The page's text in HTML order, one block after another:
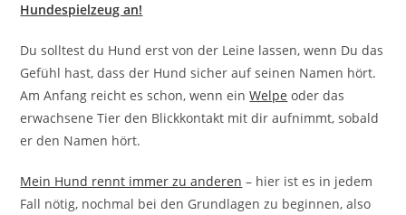
Hundespielzeug an!
Du solltest du Hund erst von der Leine lassen, wenn Du das
Gefühl hast, dass der Hund sicher auf seinen Namen hört.
Am Anfang reicht es schon, wenn einWelpe oder das
erwachsene Tier den Blickkontakt mit dir aufnimmt, sobald
er den Namen hört.
Mein Hund rennt immer zu anderen – hier ist es in jedem
Fall nötig, nochmal bei den Grundlagen zu beginnen, also